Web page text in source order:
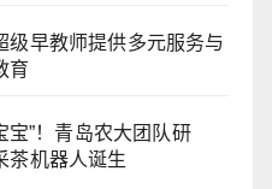
级早教师提供多元服务与
育
宝”！青岛农大团队研
茶机器人诞生